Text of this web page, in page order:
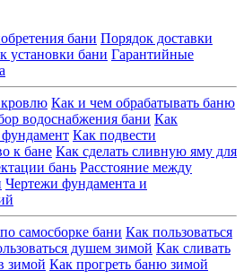
бани Порядок доставки
установки бани Гарантийные
кровлю Как и чем обрабатывать баню
водоснабжения бани Как
фундамент Как подвести
к бане Как сделать сливную яму для
бань Расстояние между
Чертежи фундамента и
самосборке бани Как пользоваться
душем зимой Как сливать
зимой Как прогреть баню зимой